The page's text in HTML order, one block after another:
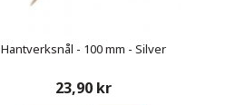
Hantverksnål - 100 mm - Silver
23,90 kr